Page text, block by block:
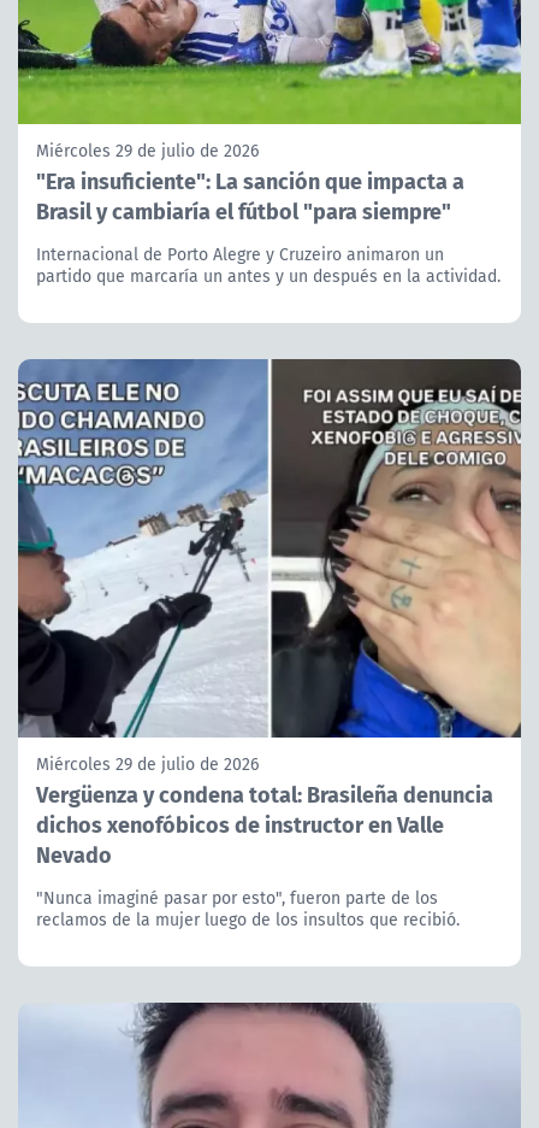
Miércoles 29 de julio de 2026
"Era insuficiente": La sanción que impacta a
Brasil y cambiaría el fútbol "para siempre"
Internacional de Porto Alegre y Cruzeiro animaron un
partido que marcaría un antes y un después en la actividad.
Miércoles 29 de julio de 2026
Vergüenza y condena total: Brasileña denuncia
dichos xenofóbicos de instructor en Valle
Nevado
"Nunca imaginé pasar por esto", fueron parte de los
reclamos de la mujer luego de los insultos que recibió.